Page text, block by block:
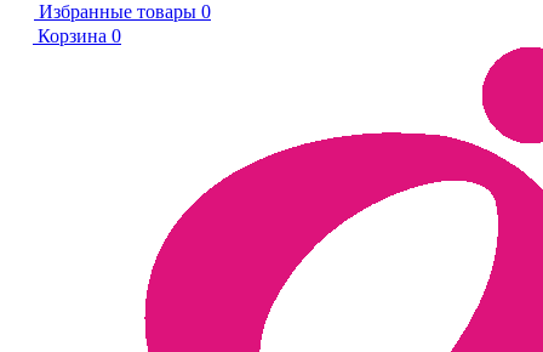
Избранные товары 0
Корзина 0